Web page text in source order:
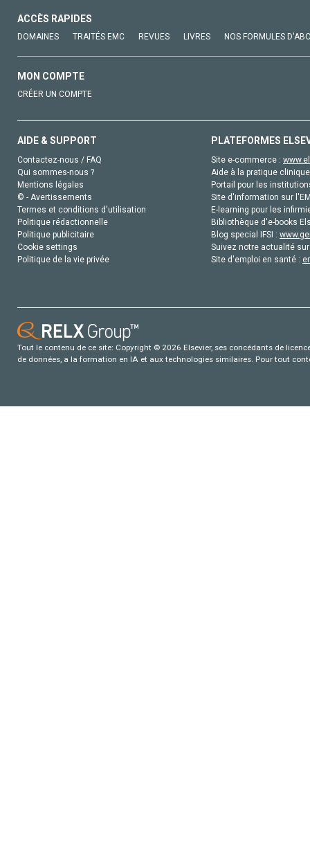
ACCÈS RAPIDES
DOMAINES TRAITÉS EMC REVUES LIVRES NOS FORMULES
MON COMPTE
CRÉER UN COMPTE
AIDE & SUPPORT
Contactez-nous / FAQ
Qui sommes-nous ?
Mentions légales
© - Avertissements
Termes et conditions d'utilisation
Politique rédactionnelle
Politique publicitaire
Cookie settings
Politique de la vie privée
PLATEFORMES
Site e-commerce :
Aide à la pratique
Portail pour les
Site d'information sur
E-learning pour les
Bibliothèque d'e-books
Blog special IFSI :
Suivez notre actualité
Site d'emploi en santé :
Tout le contenu de ce site: Copyright © 2026 Elsevier, ses concédants de
de données, a la formation en IA et aux technologies similaires. Pour tout